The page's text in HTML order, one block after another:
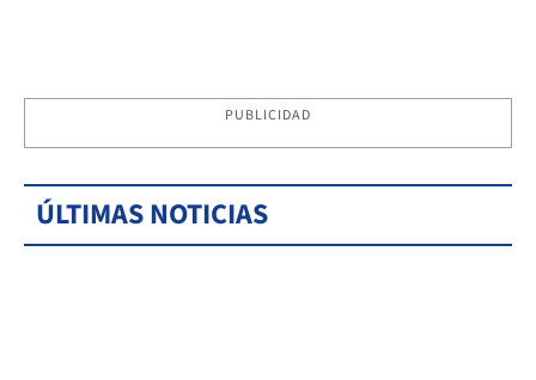
PUBLICIDAD
ÚLTIMAS NOTICIAS